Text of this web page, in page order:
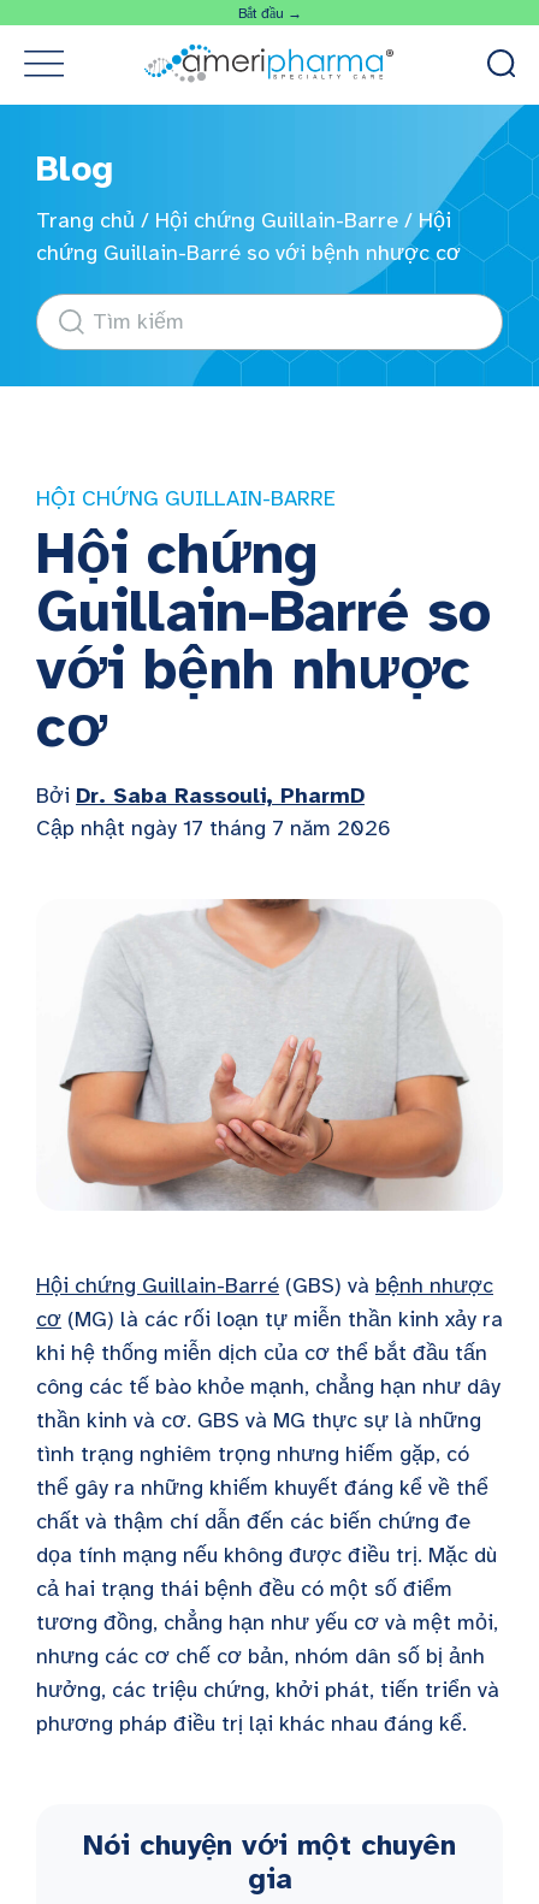
Bắt đầu →
Blog
Trang chủ / Hội chứng Guillain-Barre / Hội
chứng Guillain-Barré so với bệnh nhược cơ
HỘI CHỨNG GUILLAIN-BARRE
Hội chứng
Guillain-Barré so
với bệnh nhược
cơ
Bởi Dr. Saba Rassouli, PharmD
Cập nhật ngày 17 tháng 7 năm 2026
Hội chứng Guillain-Barré (GBS) và bệnh nhược
cơ (MG) là các rối loạn tự miễn thần kinh xảy ra
khi hệ thống miễn dịch của cơ thể bắt đầu tấn
công các tế bào khỏe mạnh, chẳng hạn như dây
thần kinh và cơ. GBS và MG thực sự là những
tình trạng nghiêm trọng nhưng hiếm gặp, có
thể gây ra những khiếm khuyết đáng kể về thể
chất và thậm chí dẫn đến các biến chứng đe
dọa tính mạng nếu không được điều trị. Mặc dù
cả hai trạng thái bệnh đều có một số điểm
tương đồng, chẳng hạn như yếu cơ và mệt mỏi,
nhưng các cơ chế cơ bản, nhóm dân số bị ảnh
hưởng, các triệu chứng, khởi phát, tiến triển và
phương pháp điều trị lại khác nhau đáng kể.
Nói chuyện với một chuyên
gia